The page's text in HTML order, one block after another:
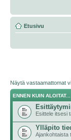
Etusivu
Näytä vastaamattomat
ENNEN KUIN ALOITAT...
Esittele itsesi
Ylläpito
Ajankohtaista